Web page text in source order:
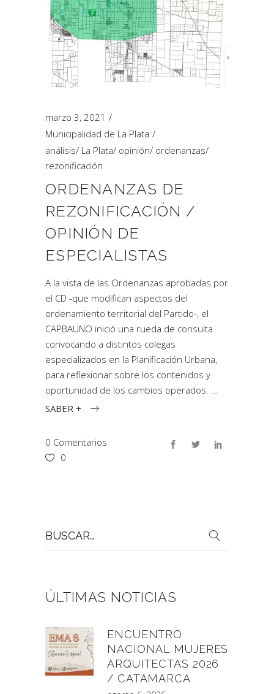
marzo 3, 2021
Municipalidad de La Plata
análisis/ La Plata/ opinión/ ordenanzas/
rezonificación
ORDENANZAS DE
REZONIFICACIÓN /
OPINIÓN DE
ESPECIALISTAS
A la vista de las Ordenanzas aprobadas por
el CD -que modifican aspectos del
ordenamiento territorial del Partido-, el
CAPBAUNO inició una rueda de consulta
convocando a distintos colegas
especializados en la Planificación Urbana,
para reflexionar sobre los contenidos y
oportunidad de los cambios operados.
SABER +
0 Comentarios
0
por:
ÚLTIMAS NOTICIAS
ENCUENTRO
NACIONAL MUJERES
ARQUITECTAS 2026
/ CATAMARCA